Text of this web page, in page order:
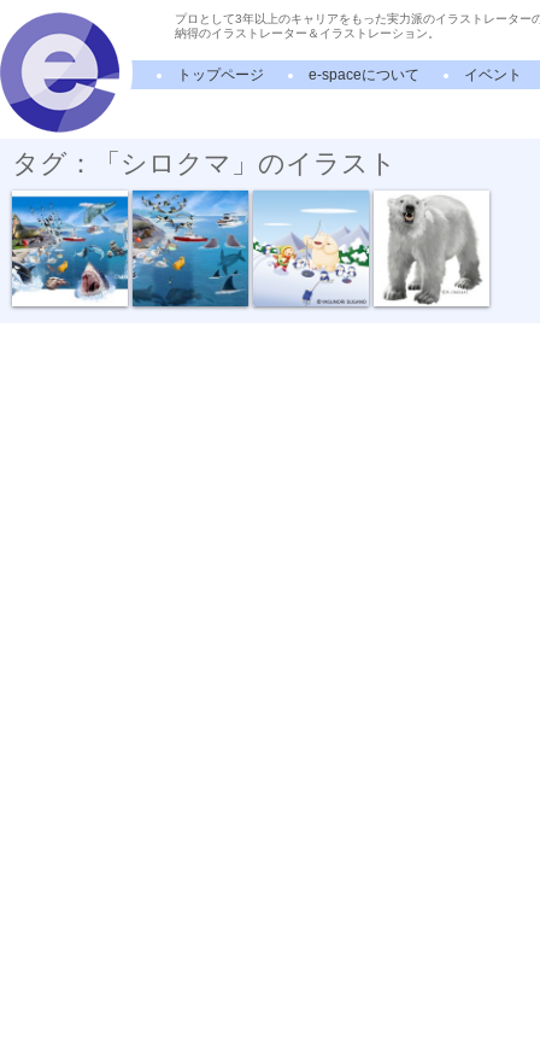
プロとして3年以上のキャリアをもった実力派のイラストレーター
納得のイラストレーター＆イラストレーション。
トップページ e-spaceについて イベント
タグ：「シロクマ」のイラスト
動物リアルイ... 動物リアルイ... 寒い冬楽しい冬 動物リアルイ...